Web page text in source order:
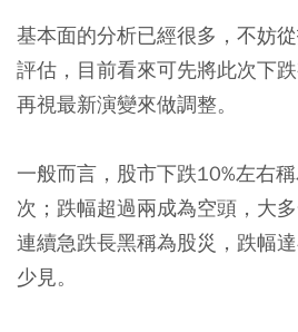
基本面的分析已經很多，不妨
評估，目前看來可先將此次下
再視最新演變來做調整。
一般而言，股市下跌10%左右
次；跌幅超過兩成為空頭，大
連續急跌長黑稱為股災，跌幅
少見。